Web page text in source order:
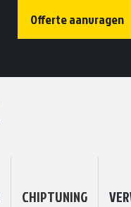
Offerte aanvragen
CHIPTUNING